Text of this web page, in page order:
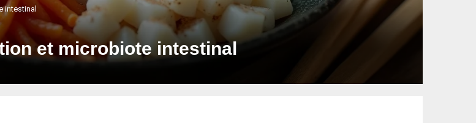
intestinal
et microbiote intestinal